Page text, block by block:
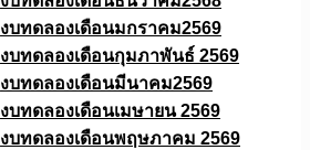
งบทดลองเดือนมกราคม2569
งบทดลองเดือนกุมภาพันธ์ 2569
งบทดลองเดือนมีนาคม2569
งบทดลองเดือนเมษายน 2569
งบทดลองเดือนพฤษภาคม 2569